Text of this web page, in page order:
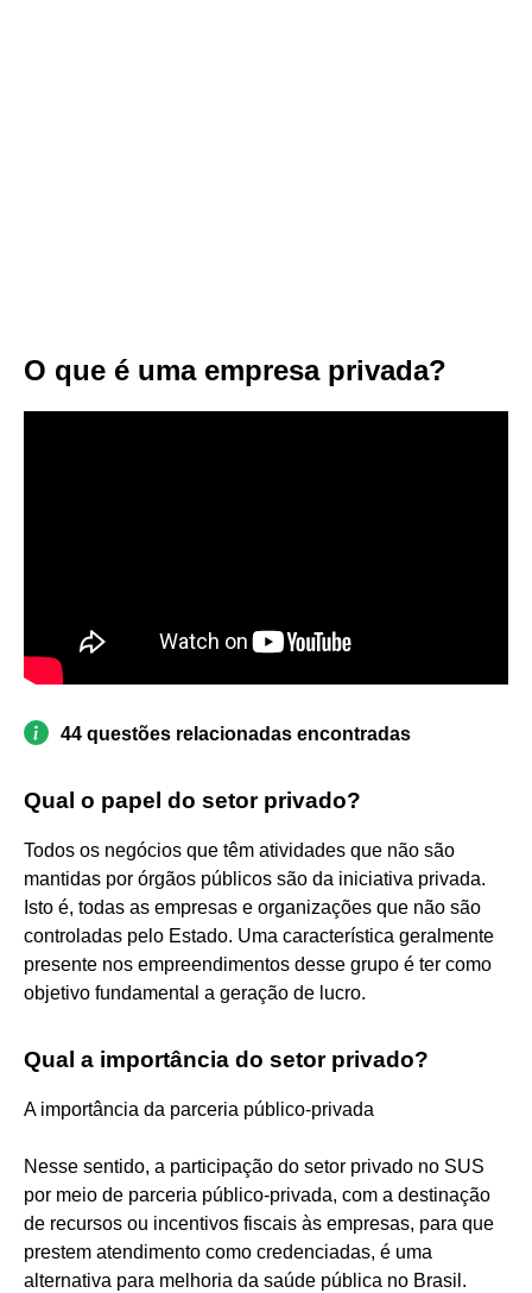
O que é uma empresa privada?
44 questões relacionadas encontradas
Qual o papel do setor privado?
Todos os negócios que têm atividades que não são
mantidas por órgãos públicos são da iniciativa privada.
Isto é, todas as empresas e organizações que não são
controladas pelo Estado. Uma característica geralmente
presente nos empreendimentos desse grupo é ter como
objetivo fundamental a geração de lucro.
Qual a importância do setor privado?
A importância da parceria público-privada
Nesse sentido, a participação do setor privado no SUS
por meio de parceria público-privada, com a destinação
de recursos ou incentivos fiscais às empresas, para que
prestem atendimento como credenciadas, é uma
alternativa para melhoria da saúde pública no Brasil.